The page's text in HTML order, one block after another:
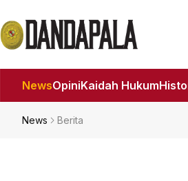
NewsOpiniKaidah Hukum
News Berita